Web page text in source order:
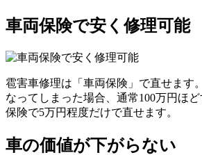
車両保険で安く修理可能
雹害車修理は「車両保険」で直せます
なってしまった場合、通常100万円ほ
保険で5万円程度だけで直せます。
車の価値が下がらない